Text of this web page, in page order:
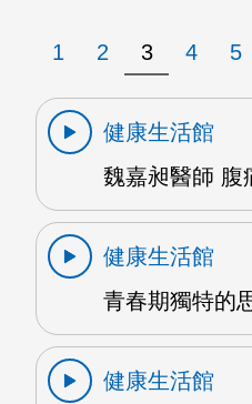
1 2 3 4 5
健康生活館
魏嘉昶醫師 腹
健康生活館
青春期獨特的
健康生活館